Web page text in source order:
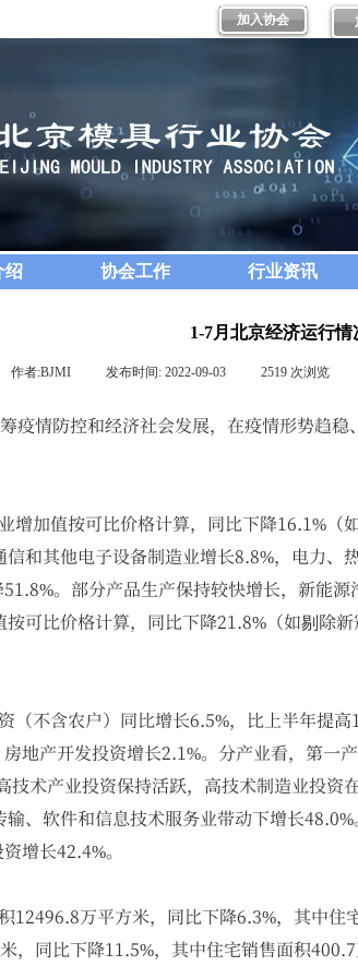
加入协会
绍 协会工作 行业资讯
1-7月北京经济运行情
作者:BJMI 发布时间: 2022-09-03 2519 次浏览
疫情防控和经济社会发展，在疫情形势趋
增加值按可比价格计算，同比下降16.1%（
和其他电子设备制造业增长8.8%，电力、
。部分产品生产保持较快增长，新能
可比价格计算，同比下降21.8%（如剔除
（不含农户）同比增长6.5%，比上半年提
地产开发投资增长2.1%。分产业看，第一
技术产业投资保持活跃，高技术制造业投资
、软件和信息技术服务业带动下增长
增长42.4%。
12496.8万平方米，同比下降6.3%，其中
，同比下降11.5%，其中住宅销售面积400.7